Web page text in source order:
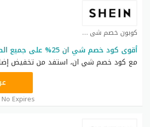
كوبون خصم شي ان كوبون
أقوى كود خصم شي ان 25% على جميع الطلبيات
مع كود خصم شي ان، استفد من تخفيض
No Expires